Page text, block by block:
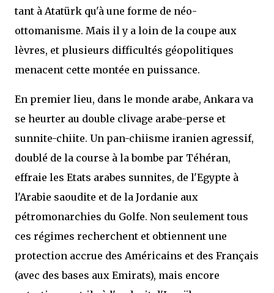
tant à Atatürk qu'à une forme de néo-
ottomanisme. Mais il y a loin de la coupe aux
lèvres, et plusieurs difficultés géopolitiques
menacent cette montée en puissance.
En premier lieu, dans le monde arabe, Ankara va
se heurter au double clivage arabe-perse et
sunnite-chiite. Un pan-chiisme iranien agressif,
doublé de la course à la bombe par Téhéran,
effraie les Etats arabes sunnites, de l'Egypte à
l'Arabie saoudite et de la Jordanie aux
pétromonarchies du Golfe. Non seulement tous
ces régimes recherchent et obtiennent une
protection accrue des Américains et des Français
(avec des bases aux Emirats), mais encore